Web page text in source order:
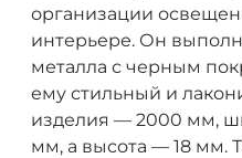
организации
интерьере. Он
металла с черным
ему стильный и
изделия — 2000 мм,
мм, а высота — 18 мм.